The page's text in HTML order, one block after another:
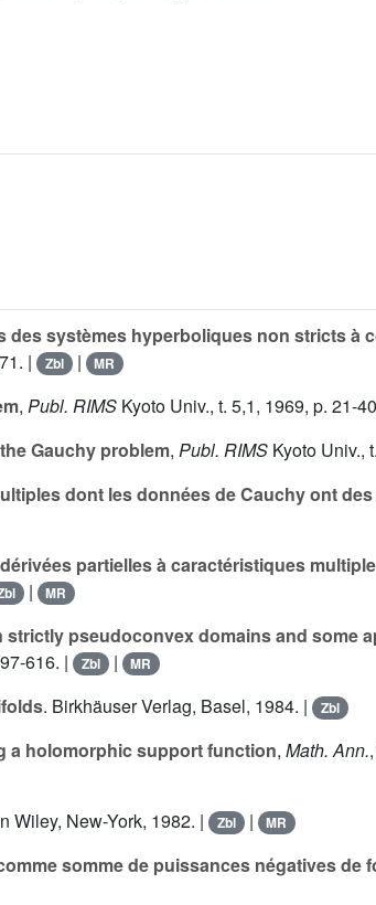
des systèmes hyperboliques non stricts à
| Zbl | MR
, Publ. RIMS Kyoto Univ., t. 5,1, 1969, p. 21-
Gauchy problem, Publ. RIMS Kyoto Univ., t.
dont les données de Cauchy ont
partielles à caractéristiques
| MR
pseudoconvex domains and some
616. | Zbl | MR
. Birkhäuser Verlag, Basel, 1984. | Zbl
a holomorphic support function, Math. Ann.
Wiley, New-York, 1982. | Zbl | MR
somme de puissances négatives de